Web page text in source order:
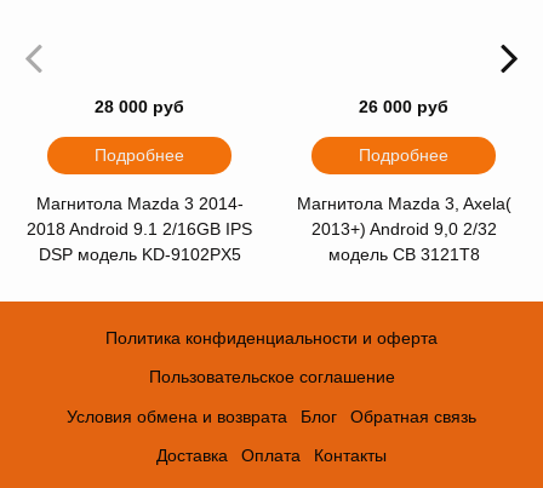
28 000 руб
Подробнее
Магнитола Mazda 3 2014-
2018 Android 9.1 2/16GB IPS
DSP модель KD-9102PX5
26 000 руб
Подробнее
Магнитола Mazda 3, Axela(
2013+) Android 9,0 2/32
модель CB 3121T8
Политика конфиденциальности и оферта
Пользовательское соглашение
Условия обмена и возврата Блог Обратная связь
Доставка Оплата Контакты